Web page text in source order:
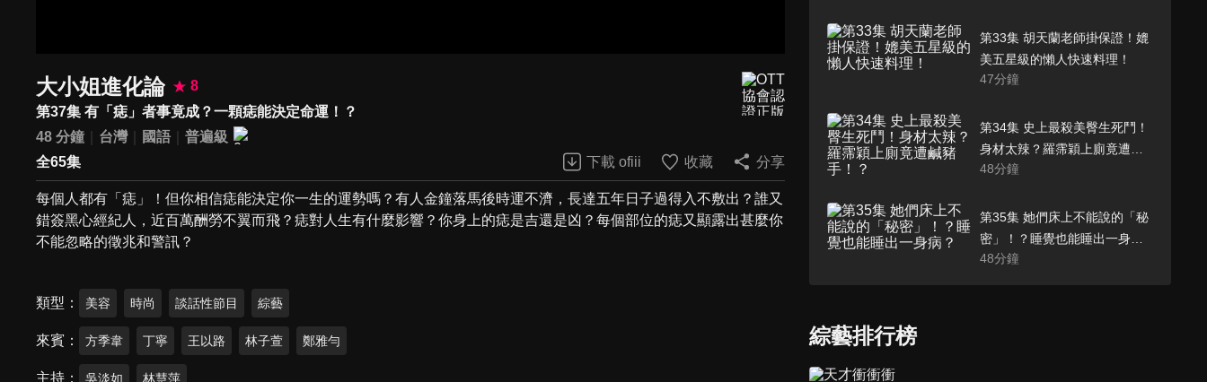
大小姐進化論
8
第37集 有「痣」者事竟成？一顆痣能決定命運！？
48 分鐘
台灣 國語
普遍級
全65集
下載 ofiii 收藏 分享
每個人都有「痣」！但你相信痣能決定你一生的運勢嗎？有人金鐘落馬後時運不濟，長達五年日子過得入不敷出？誰又
錯簽黑心經紀人，近百萬酬勞不翼而飛？痣對人生有什麼影響？你身上的痣是吉還是凶？每個部位的痣又顯露出甚麼你
不能忽略的徵兆和警訊？
類型 美容 時尚 談話性節目 綜藝
來賓 方季韋 丁寧 王以路 林子萱 鄭雅勻
主持 吳淡如 林慧萍
第33集 胡天蘭老師掛保證！媲
美五星級的懶人快速料理！
47分鐘
第34集 史上最殺美臀生死鬥！
身材太辣？羅霈穎上廁竟遭鹹
豬手！？
48分鐘
第35集 她們床上不能說的「秘
密」！？睡覺也能睡出一身
病？
48分鐘
綜藝排行榜